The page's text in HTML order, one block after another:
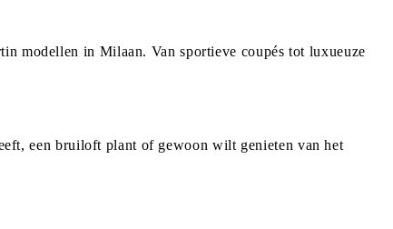
modellen in Milaan. Van sportieve coupés tot luxueuze
een bruiloft plant of gewoon wilt genieten van het